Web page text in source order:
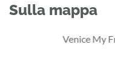
Sulla mappa